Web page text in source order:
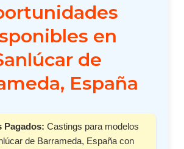
en
de
España
Pagados: Castings para modelos
de Barrameda, España con